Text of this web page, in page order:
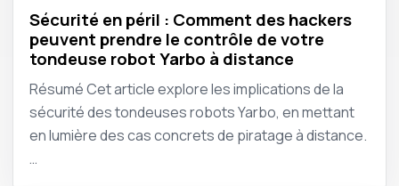
Sécurité en péril : Comment des hackers
peuvent prendre le contrôle de votre
tondeuse robot Yarbo à distance
Résumé Cet article explore les implications de la
sécurité des tondeuses robots Yarbo, en mettant
en lumière des cas concrets de piratage à distance.
…